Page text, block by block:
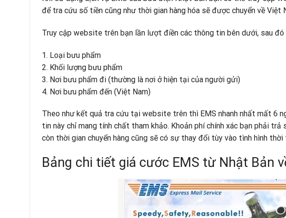
để tra cứu số tiền cũng như thời gian hàng hóa sẽ được chuyển về Việt
Truy cập website trên bạn lần lượt điền các thông tin bên dưới, sau đó
1. Loại bưu phẩm
2. Khối lượng bưu phẩm
3. Nơi bưu phẩm đi (thường là nơi ở hiện tại của người gửi)
4. Nơi bưu phẩm đến (Việt Nam)
Theo như kết quả tra cứu tại website trên thì EMS nhanh nhất mất 6
tin này chỉ mang tính chất tham khảo. Khoản phí chính xác bạn phải
còn thời gian chuyển hàng cũng sẽ có sự thay đổi tùy vào tình hình
Bảng chi tiết giá cước EMS từ Nhật Bản